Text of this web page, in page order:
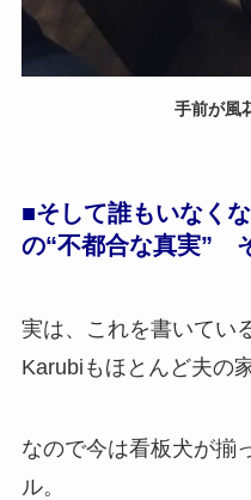
手前が風
■そして誰もいなく
の“不都合な真実”
実は、これを書いてい
Karubiもほとんど夫の
なので今は看板犬が揃
ル。